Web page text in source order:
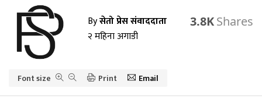
प्रदेश समाचार
अर्थ/वाणिज्य
कला /
मनोरञ्जन
खेलकुद़़
Byसेतो प्रेस संवाददाता
२ महिना अगाडी
3.8K
Font size Print Email